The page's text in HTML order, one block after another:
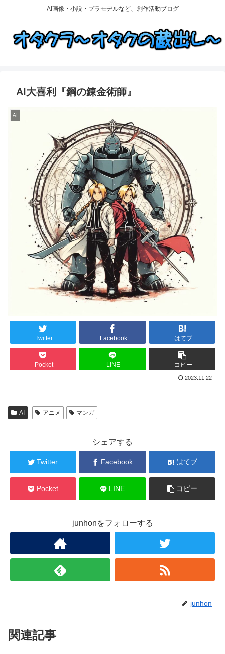
AI画像・小説・プラモデルなど、創作活動ブログ
AI大喜利『鋼の錬金術師』
AI
Twitter Facebook はてブ
Pocket LINE コピー
2023.11.22
AI アニメ マンガ
シェアする
Twitter Facebook はてブ
Pocket LINE コピー
junhonをフォローする
junhon
関連記事